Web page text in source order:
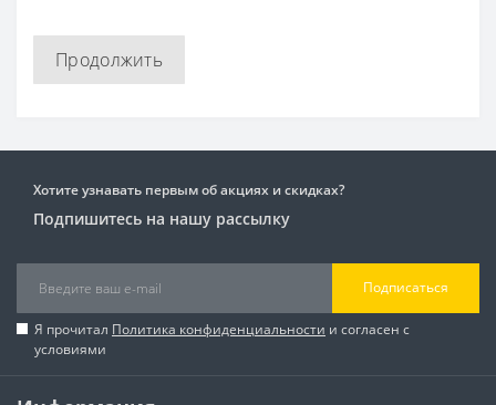
Продолжить
Хотите узнавать первым об акциях и скидках?
Подпишитесь на нашу рассылку
Подписаться
Я прочитал Политика конфиденциальности и согласен с
условиями